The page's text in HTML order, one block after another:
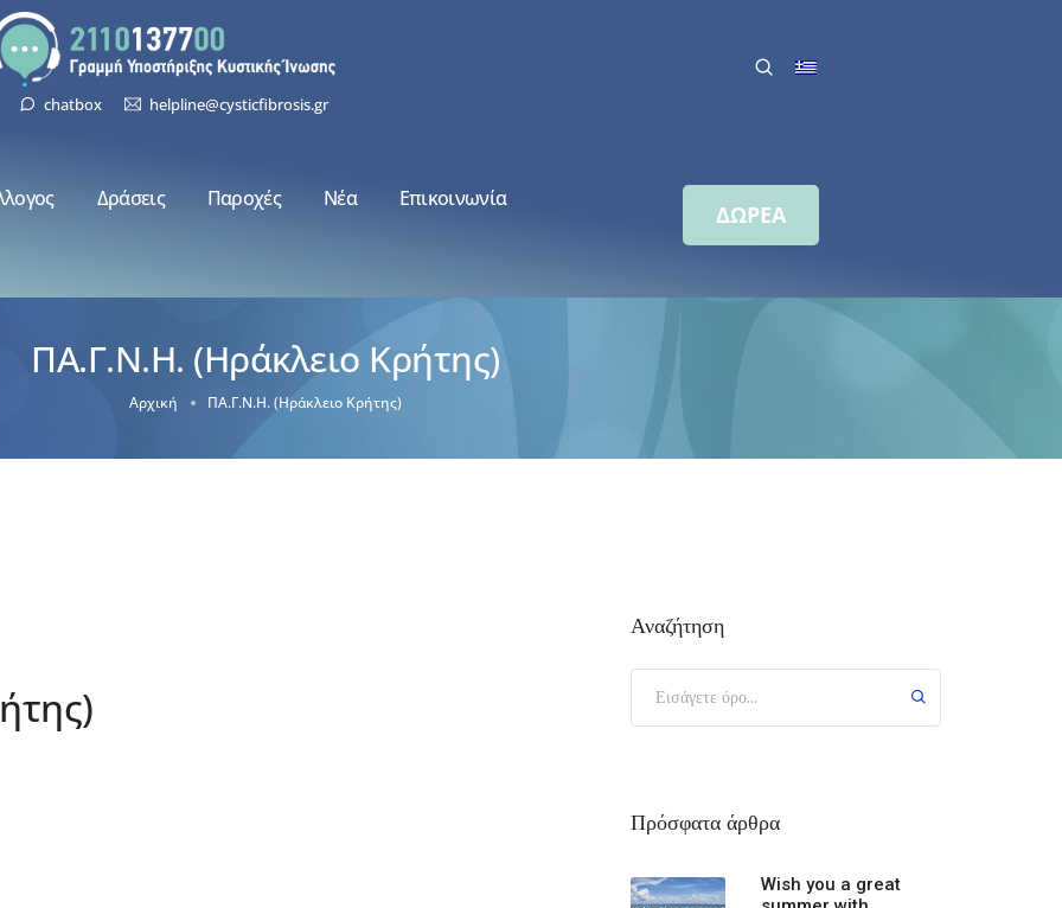
chatbox helpline@cysticfibrosis.gr
Δράσεις Παροχές Νέα Επικοινωνία
ΔΩΡΕΑ
ΠΑ.Γ.Ν.Η. (Ηράκλειο Κρήτης)
Αρχική ΠΑ.Γ.Ν.Η. (Ηράκλειο Κρήτης)
Αναζήτηση
Πρόσφατα άρθρα
Wish you a great